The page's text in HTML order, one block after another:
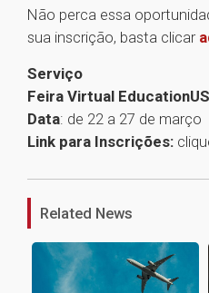
Não perca essa
sua inscrição, basta clicar
Serviço
Feira Virtual
Data: de 22 a 27 de março
Link para Inscrições:
1
Related News